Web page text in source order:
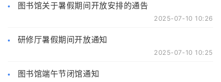
图书馆关于暑假期间开放安排的通告
2025-07-10 10:26
研修厅暑假期间开放通知
2025-07-10 10:25
图书馆端午节闭馆通知